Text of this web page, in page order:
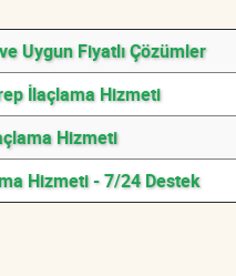
Uygun Fiyatlı Çözümler
İlaçlama Hizmeti
Hizmeti
Hizmeti - 7/24 Destek